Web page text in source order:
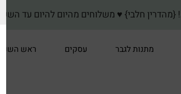
עד השעה 15:00 לערי: פתח תקווה-גני תקווה-קרית אונו-גבעת
מתנות לגבר עסקים ראש השנה